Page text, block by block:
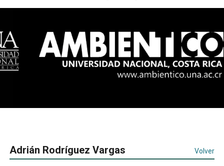
Adrián Rodríguez Vargas Volver